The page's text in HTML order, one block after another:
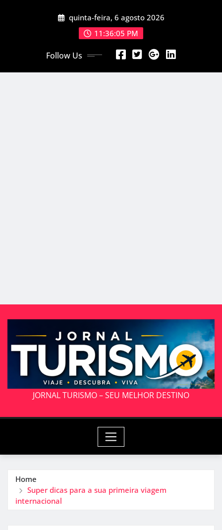
quinta-feira, 6 agosto 2026
11:36:06 PM
Follow Us
JORNAL TURISMO – SEU MELHOR DESTINO
Home
Super dicas para a sua primeira viagem
internacional